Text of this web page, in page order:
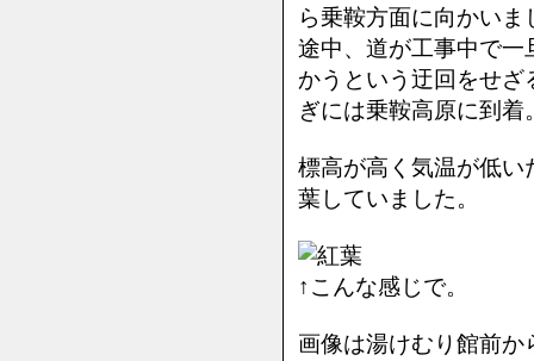
ら乗鞍方面に向かいま
途中、道が工事中で一
かうという迂回をせ
ぎには乗鞍高原に到着
標高が高く気温が低い
葉していました。
↑こんな感じで。
画像は湯けむり館前